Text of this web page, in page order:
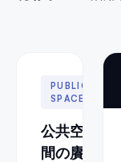
PUBLIC
SPACE
公共空
間の賡